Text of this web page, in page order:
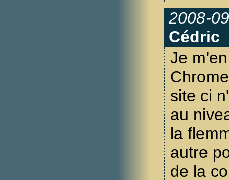
2008-
Cédric
Je
site ci
au
la
autre
de la